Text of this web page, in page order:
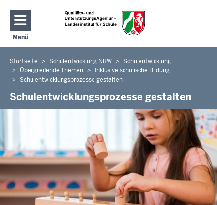
Direkt zum Inhalt
Menü
Navigation aktivieren/deaktivieren: Hauptmenü
Sie
befinden
hier
Startseite Schulentwicklung NRW
Schulentwicklung
Übergreifende Themen
Inklusive schulische Bildung
Schulentwicklungsprozesse gestalten
Schulentwicklungsprozesse gestalten